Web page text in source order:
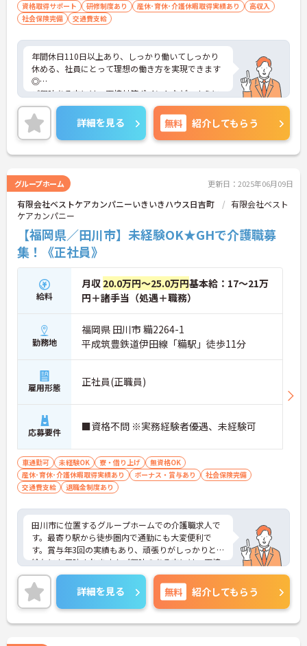
資格取得サポート
研修制度あり 産休･育休･介護休暇取得実績あり
高収入
社会保険完備
交通費支給
年間休日110日以上あり、しっかり働いてしっかり
休める、社員にとって理想の働き方を実現できます
◎
ご興味ある方には、面接対策ポイントなど、さらに
詳細をお話しいたしますのでお気軽にご相談くださ
い！
詳細を見る 無料 紹介してもらう
グループホーム 更新日：2025年06月09日
有限会社ベストケアカンパニーいきいきハウス日吉町
有限会社ベスト
ケアカンパニー
【福岡県／田川市】未経験OK★GHで介護職募
集！《正社員》
給料
月収 20.0万円～25.0万円基本給：17～21万
円＋諸手当（処遇＋職務）
勤務地
福岡県 田川市 糒2264-1
平成筑豊鉄道伊田線「糒駅」徒歩11分
雇用形態 正社員(正職員)
応募要件 ■資格不問 ※実務経験者優遇、未経験可
車通勤可 未経験OK 寮・借り上げ
無資格OK
産休･育休･介護休暇取得実績あり
ボーナス・賞与あり
社会保険完備
交通費支給
退職金制度あり
田川市に位置するグループホームでの介護職求人で
す。最寄り駅から徒歩圏内で通勤にも大変便利で
す。賞与年3回の実績もあり、頑張りがしっかりとお
給与にも反映されます！ご興味のある方には、面接
対策ポイントなど、さらに詳細をお話しいたします
のでお気軽にご相談ください！
詳細を見る 無料 紹介してもらう